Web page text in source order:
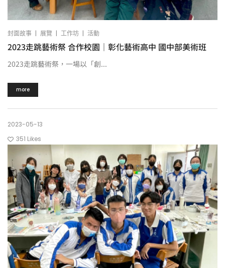
封面故事 | 展覽 | 工作坊 | 活動
2023走跳藝術祭 合作校園｜彰化藝術高中 國中部美術班
2023走跳藝術祭，一場以「創...
more
2023-05-13
351 Likes